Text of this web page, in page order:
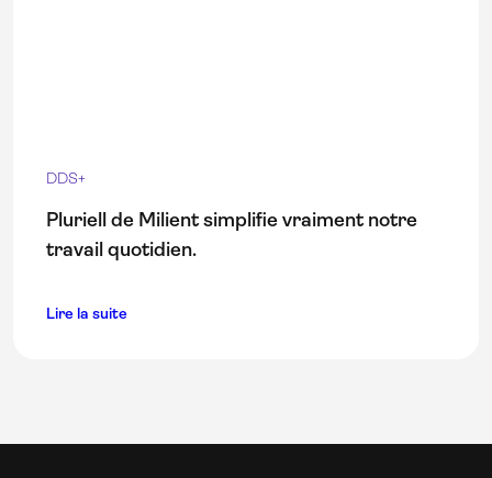
DDS+
Pluriell de Milient simplifie vraiment notre
travail quotidien.
Lire la suite